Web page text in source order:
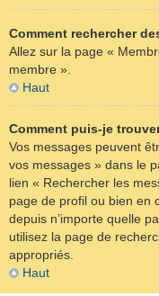
Comment rechercher
Allez sur la page «
membre ».
Haut
Comment puis-je
Vos messages peuvent
vos messages » dans le
lien « Rechercher les
page de profil ou bien en
depuis n’importe quelle
utilisez la page de
appropriés.
Haut